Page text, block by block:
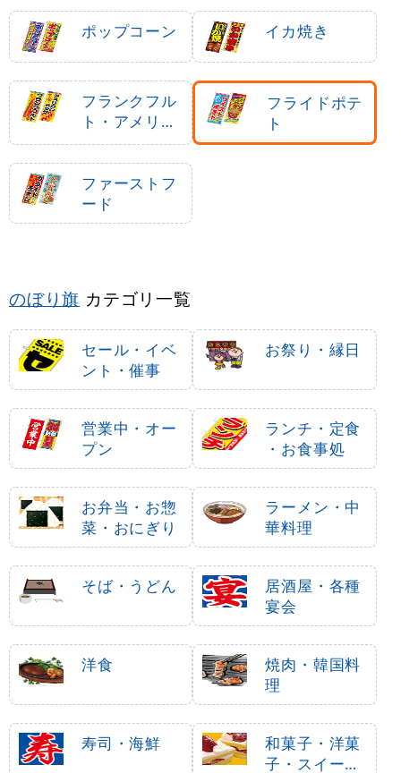
ポップコーン イカ焼き
フランクフル
ト・アメリカ
ンドッグ
フライドポテ
ト
ファーストフ
ード
のぼり旗 カテゴリ一覧
セール・イベ
ント・催事
お祭り・縁日
営業中・オー
プン
ランチ・定食
・お食事処
お弁当・お惣
菜・おにぎり
ラーメン・中
華料理
そば・うどん
居酒屋・各種
宴会
洋食
焼肉・韓国料
理
寿司・海鮮
和菓子・洋菓
子・スイーツ